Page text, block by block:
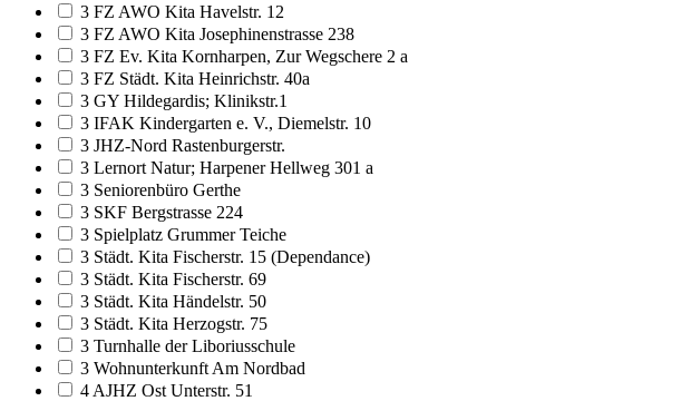
3 FZ AWO Kita Havelstr. 12
3 FZ AWO Kita Josephinenstrasse 238
3 FZ Ev. Kita Kornharpen, Zur Wegschere 2 a
3 FZ Städt. Kita Heinrichstr. 40a
3 GY Hildegardis; Klinikstr.1
3 IFAK Kindergarten e. V., Diemelstr. 10
3 JHZ-Nord Rastenburgerstr.
3 Lernort Natur; Harpener Hellweg 301 a
3 Seniorenbüro Gerthe
3 SKF Bergstrasse 224
3 Spielplatz Grummer Teiche
3 Städt. Kita Fischerstr. 15 (Dependance)
3 Städt. Kita Fischerstr. 69
3 Städt. Kita Händelstr. 50
3 Städt. Kita Herzogstr. 75
3 Turnhalle der Liboriusschule
3 Wohnunterkunft Am Nordbad
4 AJHZ Ost Unterstr. 51